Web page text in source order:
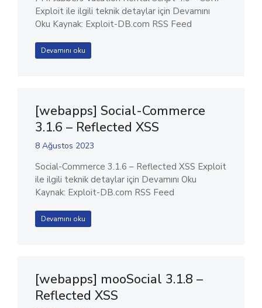
Exploit ile ilgili teknik detaylar için Devamını
Oku Kaynak: Exploit-DB.com RSS Feed
Devamını oku
[webapps] Social-Commerce
3.1.6 – Reflected XSS
8 Ağustos 2023
Social-Commerce 3.1.6 – Reflected XSS Exploit
ile ilgili teknik detaylar için Devamını Oku
Kaynak: Exploit-DB.com RSS Feed
Devamını oku
[webapps] mooSocial 3.1.8 –
Reflected XSS